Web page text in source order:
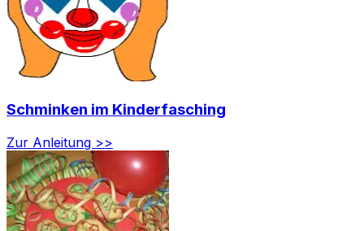
Schminken im Kinderfasching
Zur Anleitung >>